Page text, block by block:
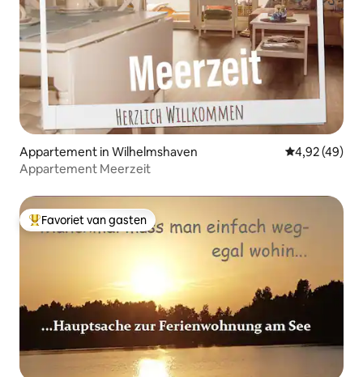
Appartement in Wilhelmshaven Gemiddelde
4,92 (49)
Appartement Meerzeit
Topfavoriet van gasten
Favoriet van gasten